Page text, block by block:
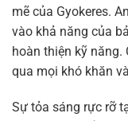
mẽ của Gyokeres.
vào khả năng của
hoàn thiện kỹ
qua mọi khó khăn
Sự tỏa sáng rực rỡ